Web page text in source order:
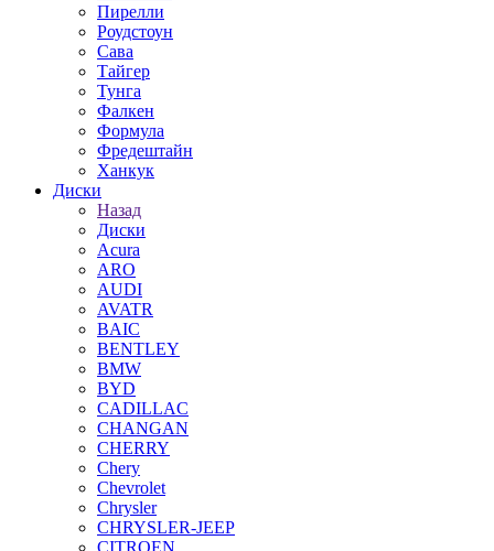
Пирелли
Роудстоун
Сава
Тайгер
Тунга
Фалкен
Формула
Фредештайн
Ханкук
Диски
Назад
Диски
Acura
ARO
AUDI
AVATR
BAIC
BENTLEY
BMW
BYD
CADILLAC
CHANGAN
CHERRY
Chery
Chevrolet
Chrysler
CHRYSLER-JEEP
CITROEN